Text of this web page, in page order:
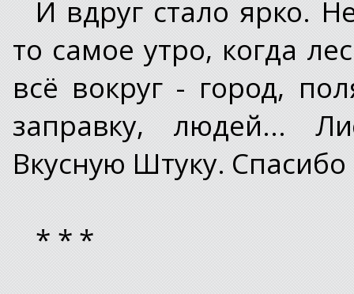
И вдруг стало ярко.
то самое утро, когда
всё вокруг - город,
заправку, людей...
Вкусную Штуку.
* * *